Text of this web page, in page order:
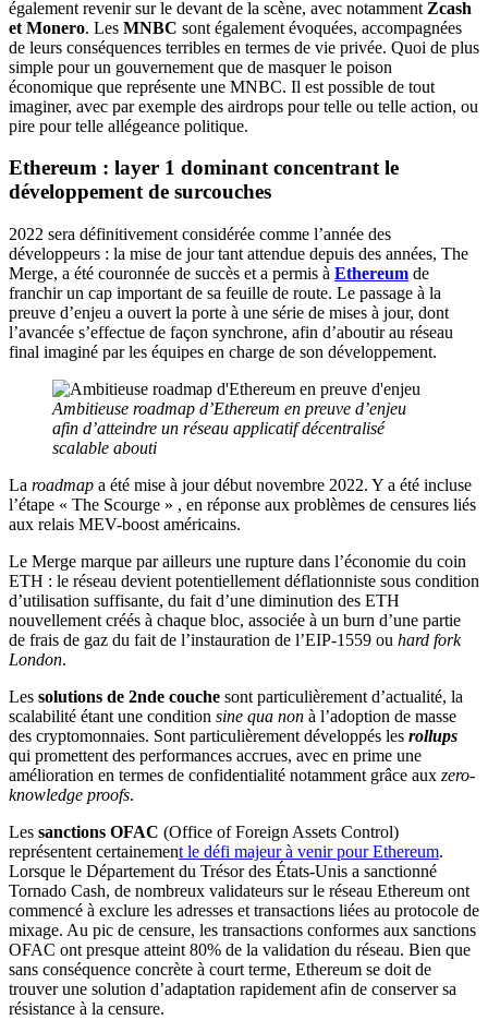
également revenir sur le devant de la scène, avec notamment Zcash
et Monero. Les MNBC sont également évoquées, accompagnées
de leurs conséquences terribles en termes de vie privée. Quoi de plus
simple pour un gouvernement que de masquer le poison
économique que représente une MNBC. Il est possible de tout
imaginer, avec par exemple des airdrops pour telle ou telle action, ou
pire pour telle allégeance politique.
Ethereum : layer 1 dominant concentrant le
développement de surcouches
2022 sera définitivement considérée comme l’année des
développeurs : la mise de jour tant attendue depuis des années, The
Merge, a été couronnée de succès et a permis à Ethereum de
franchir un cap important de sa feuille de route. Le passage à la
preuve d’enjeu a ouvert la porte à une série de mises à jour, dont
l’avancée s’effectue de façon synchrone, afin d’aboutir au réseau
final imaginé par les équipes en charge de son développement.
Ambitieuse roadmap d’Ethereum en preuve d’enjeu
afin d’atteindre un réseau applicatif décentralisé
scalable abouti
La roadmap a été mise à jour début novembre 2022. Y a été incluse
l’étape « The Scourge » , en réponse aux problèmes de censures liés
aux relais MEV-boost américains.
Le Merge marque par ailleurs une rupture dans l’économie du coin
ETH : le réseau devient potentiellement déflationniste sous condition
d’utilisation suffisante, du fait d’une diminution des ETH
nouvellement créés à chaque bloc, associée à un burn d’une partie
de frais de gaz du fait de l’instauration de l’EIP-1559 ou hard fork
London.
Les solutions de 2nde couche sont particulièrement d’actualité, la
scalabilité étant une condition sine qua non à l’adoption de masse
des cryptomonnaies. Sont particulièrement développés les rollups
qui promettent des performances accrues, avec en prime une
amélioration en termes de confidentialité notamment grâce aux zero-
knowledge proofs.
Les sanctions OFAC (Office of Foreign Assets Control)
représentent certainement le défi majeur à venir pour Ethereum.
Lorsque le Département du Trésor des États-Unis a sanctionné
Tornado Cash, de nombreux validateurs sur le réseau Ethereum ont
commencé à exclure les adresses et transactions liées au protocole de
mixage. Au pic de censure, les transactions conformes aux sanctions
OFAC ont presque atteint 80% de la validation du réseau. Bien que
sans conséquence concrète à court terme, Ethereum se doit de
trouver une solution d’adaptation rapidement afin de conserver sa
résistance à la censure.